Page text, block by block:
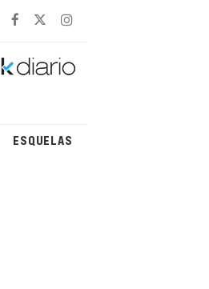
ESQUELAS